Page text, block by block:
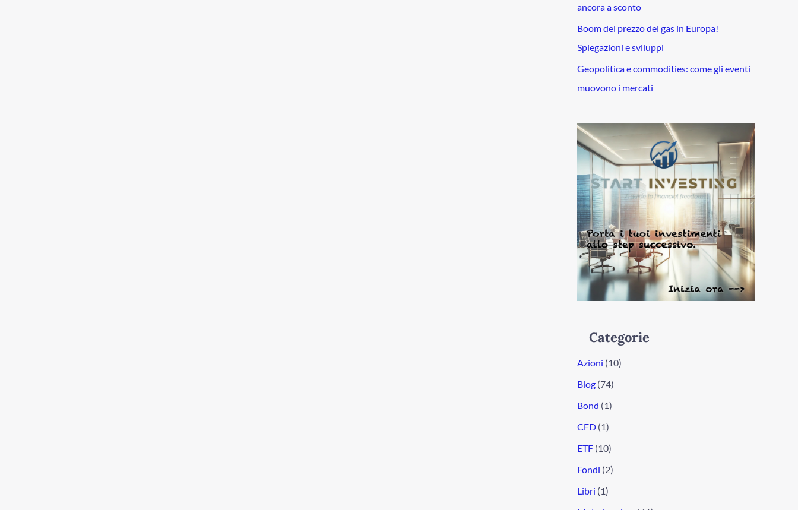
ancora a sconto
Boom del prezzo del gas in Europa!
Spiegazioni e sviluppi
Geopolitica e commodities: come gli eventi
muovono i mercati
Categorie
Azioni (10)
Blog (74)
Bond (1)
CFD (1)
ETF (10)
Fondi (2)
Libri (1)